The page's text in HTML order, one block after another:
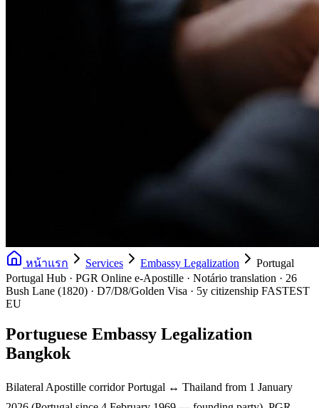
หน้าแรก Services Embassy Legalization
Portugal
Portugal Hub · PGR Online e-Apostille · Notário translation · 26
Bush Lane (1820) · D7/D8/Golden Visa · 5y citizenship FASTEST
EU
Portuguese Embassy Legalization
Bangkok
Bilateral Apostille corridor Portugal ↔ Thailand from 1 January